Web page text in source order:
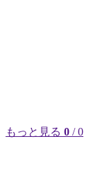
もっと見る 0 / 0